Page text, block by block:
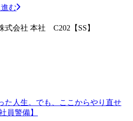
む
式会社 本社 C202【SS】
た人生。でも、ここからやり直せ
員警備】